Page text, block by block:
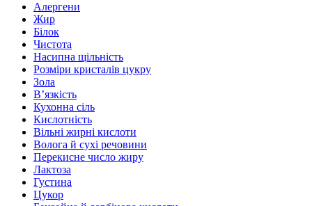
Алергени
Жир
Білок
Чистота
Насипна щільність
Розміри кристалів цукру
Зола
В’язкість
Кухонна сіль
Кислотність
Вільні жирні кислоти
Волога й сухі речовини
Перекисне число жиру
Лактоза
Густина
Цукор